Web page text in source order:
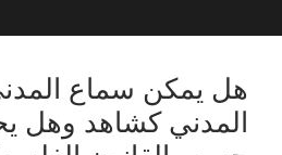
هل يمكن سماع
المدني كشاهد وهل